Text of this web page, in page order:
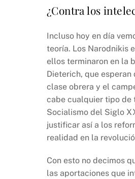
¿Contra los
Incluso hoy en día
teoría. Los Narodnikis
ellos terminaron en la
Dieterich, que
clase obrera y el
cabe cualquier tipo de
Socialismo del Siglo
justificar así a los
realidad en la
Con esto no decimos
las aportaciones que